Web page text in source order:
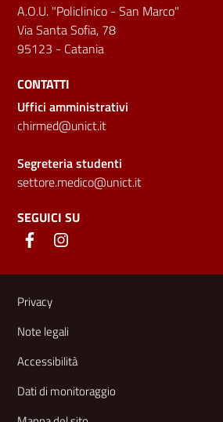
A.O.U. "Policlinico - San Marco"
Via Santa Sofia, 78
95123 - Catania
CONTATTI
Uffici amministrativi
chirmed@unict.it
Segreteria studenti
settore.medico@unict.it
SEGUICI SU
Link e informazioni utili
Privacy
Note legali
Accessibilità
Dati di monitoraggio